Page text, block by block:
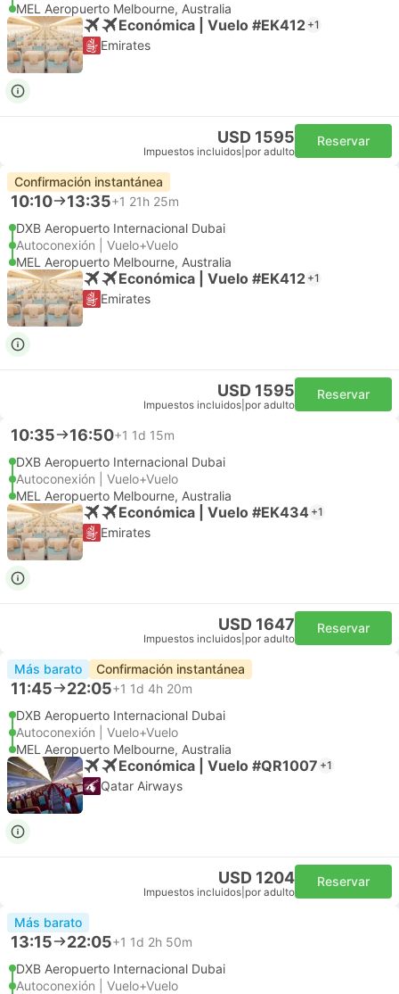
MEL Aeropuerto Melbourne, Australia
Económica | Vuelo #EK412 +1
Emirates
USD 1595
Impuestos incluidos por adulto
Reservar
Confirmación instantánea
10:10 13:35+1 21h 25m
DXB Aeropuerto Internacional Dubai
Autoconexión | Vuelo+Vuelo
MEL Aeropuerto Melbourne, Australia
Económica | Vuelo #EK412 +1
Emirates
USD 1595
Impuestos incluidos por adulto
Reservar
10:35 16:50+1 1d 15m
DXB Aeropuerto Internacional Dubai
Autoconexión | Vuelo+Vuelo
MEL Aeropuerto Melbourne, Australia
Económica | Vuelo #EK434 +1
Emirates
USD 1647
Impuestos incluidos por adulto
Reservar
Más barato Confirmación instantánea
11:45 22:05+1 1d 4h 20m
DXB Aeropuerto Internacional Dubai
Autoconexión | Vuelo+Vuelo
MEL Aeropuerto Melbourne, Australia
Económica | Vuelo #QR1007 +1
Qatar Airways
USD 1204
Impuestos incluidos por adulto
Reservar
Más barato
13:15 22:05+1 1d 2h 50m
DXB Aeropuerto Internacional Dubai
Autoconexión | Vuelo+Vuelo